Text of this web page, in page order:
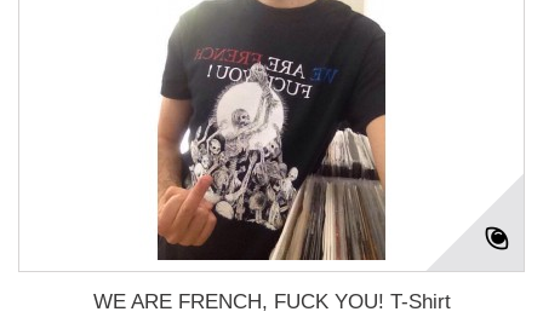
WE ARE FRENCH, FUCK YOU! T-Shirt